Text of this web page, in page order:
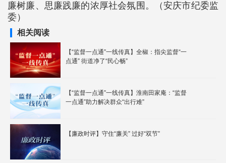
廉树廉、思廉践廉的浓厚社会氛围。（安庆市纪委监
委）
相关阅读
【“监督一点通”一线传真】全椒：指尖监督“一
点通” 街道净了“民心畅”
【“监督一点通”一线传真】淮南田家庵：“监督
一点通”助力解决群众“出行难”
【廉政时评】守住“廉关” 过好“双节”